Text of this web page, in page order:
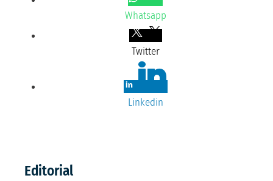
Whatsapp
Twitter
Linkedin
Editorial